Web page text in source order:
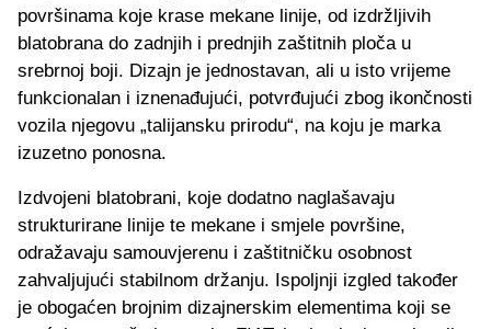
površinama koje krase mekane linije, od izdržljivih
blatobrana do zadnjih i prednjih zaštitnih ploča u
srebrnoj boji. Dizajn je jednostavan, ali u isto vrijeme
funkcionalan i iznenađujući, potvrđujući zbog ikončnosti
vozila njegovu „talijansku prirodu“, na koju je marka
izuzetno ponosna.
Izdvojeni blatobrani, koje dodatno naglašavaju
strukturirane linije te mekane i smjele površine,
odražavaju samouvjerenu i zaštitničku osobnost
zahvaljujući stabilnom držanju. Ispoljnji izgled također
je obogaćen brojnim dizajnerskim elementima koji se